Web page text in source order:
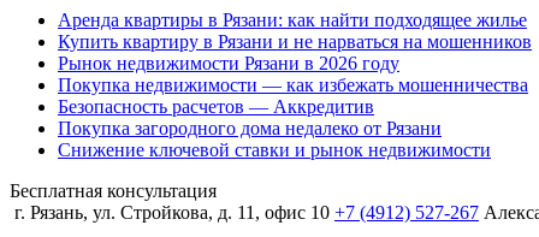
Аренда квартиры в Рязани: как найти подходящее жилье
Купить квартиру в Рязани и не нарваться на мошенников
Рынок недвижимости Рязани в 2026 году
Покупка недвижимости — как избежать мошенничества
Безопасность расчетов — Аккредитив
Покупка загородного дома недалеко от Рязани
Снижение ключевой ставки и рынок недвижимости
Бесплатная консультация
г. Рязань, ул. Стройкова, д. 11, офис 10 +7 (4912) 527-267